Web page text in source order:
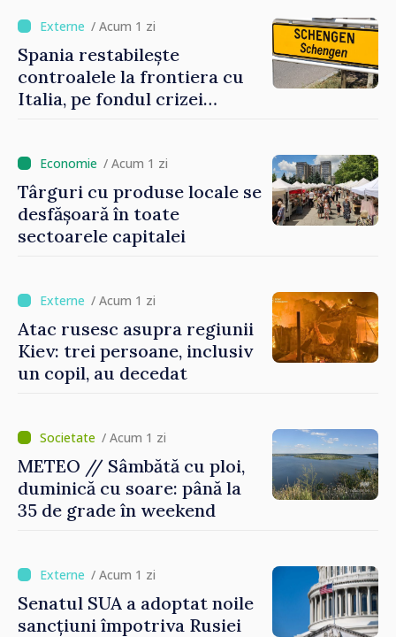
/ Acum 1 zi
Spania restabilește
controalele la frontiera cu
Italia, pe fondul crizei
/ Acum 1 zi
Târguri cu produse locale se
desfășoară în toate
sectoarele capitalei
/ Acum 1 zi
Atac rusesc asupra regiunii
Kiev: trei persoane, inclusiv
un copil, au decedat
/ Acum 1 zi
METEO // Sâmbătă cu ploi,
duminică cu soare: până la
35 de grade în weekend
/ Acum 1 zi
Senatul SUA a adoptat noile
sancțiuni împotriva Rusiei